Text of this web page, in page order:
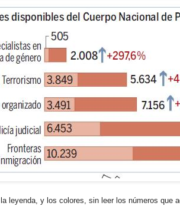
leyenda, y los colores, sin leer los números que